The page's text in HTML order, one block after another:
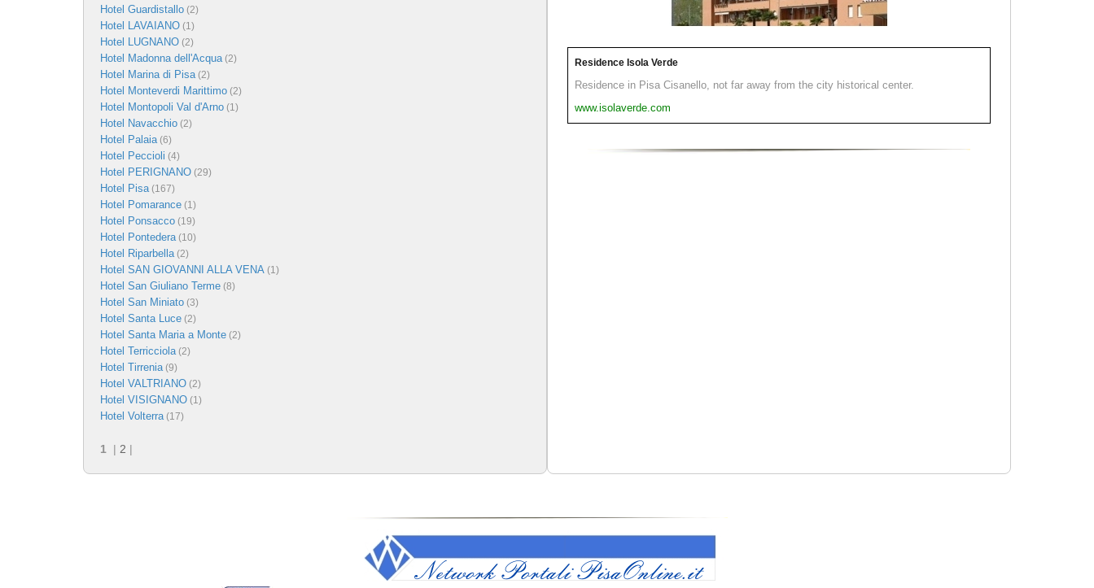
Hotel Guardistallo (2)
Hotel LAVAIANO (1)
Hotel LUGNANO (2)
Hotel Madonna dell'Acqua(2)
Hotel Marina di Pisa(2)
Hotel Monteverdi Marittimo (2)
Hotel Montopoli Val d'Arno (1)
Hotel Navacchio (2)
Hotel Palaia(6)
Hotel Peccioli (4)
Hotel PERIGNANO (29)
Hotel Pisa(167)
Hotel Pomarance (1)
Hotel Ponsacco (19)
Hotel Pontedera(10)
Hotel Riparbella(2)
Hotel SAN GIOVANNI ALLA VENA (1)
Hotel San Giuliano Terme (8)
Hotel San Miniato (3)
Hotel Santa Luce (2)
Hotel Santa Maria a Monte (2)
Hotel Terricciola(2)
Hotel Tirrenia(9)
Hotel VALTRIANO (2)
Hotel VISIGNANO (1)
Hotel Volterra(17)
1 | 2 |
Residence Isola Verde
Residence in Pisa Cisanello, not far away from the city historical center.
www.isolaverde.com